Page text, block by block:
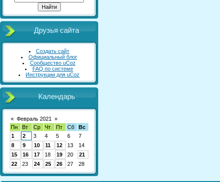
Друзья сайта
Создать сайт
Официальный блог
Сообщество uCoz
FAQ по системе
Инструкции для uCoz
Календарь
« Февраль 2021
»
Пн
Вт Ср Чт Пт Сб
Вс
1
2 3 4 5 6
7
8
9 10 11 12 13
14
15
16 17 18 19 20
21
22
23 24 25 26 27 28